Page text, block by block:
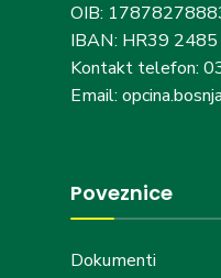
OIB:
IBAN: HR39
Kontakt telefon:
Email:
Poveznice
Dokumenti